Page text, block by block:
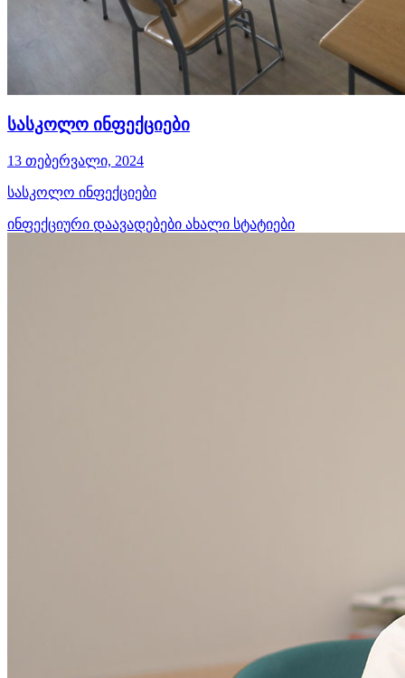
სასკოლო ინფექციები
13 თებერვალი, 2024
სასკოლო ინფექციები
ინფექციური დაავადებები ახალი სტატიები